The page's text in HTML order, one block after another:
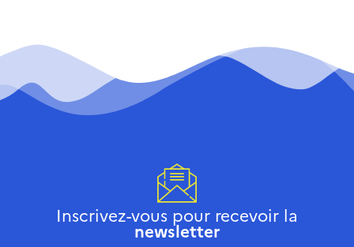
Inscrivez-vous pour recevoir la
newsletter